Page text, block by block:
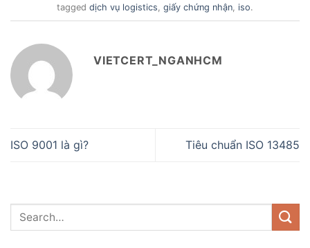
tagged dịch vụ logistics, giấy chứng nhận, iso.
VIETCERT_NGANHCM
ISO 9001 là gì? Tiêu chuẩn ISO 13485